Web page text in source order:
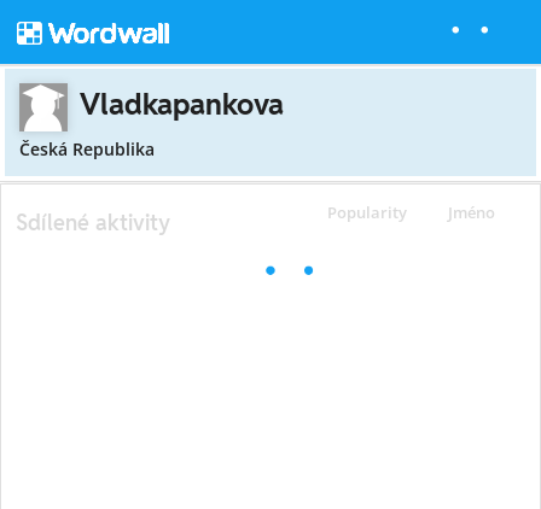
Vladkapankova
Česká Republika
Popularity Jméno
Sdílené aktivity